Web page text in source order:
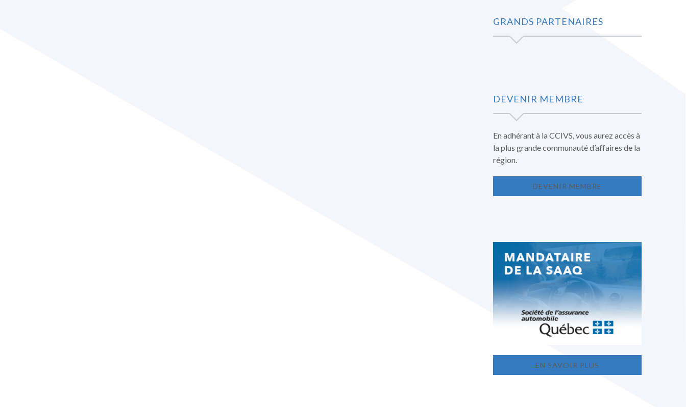
GRANDS PARTENAIRES
DEVENIR MEMBRE
En adhérant à la CCIVS, vous aurez accès à
la plus grande communauté d’affaires de la
région.
DEVENIR MEMBRE
EN SAVOIR PLUS